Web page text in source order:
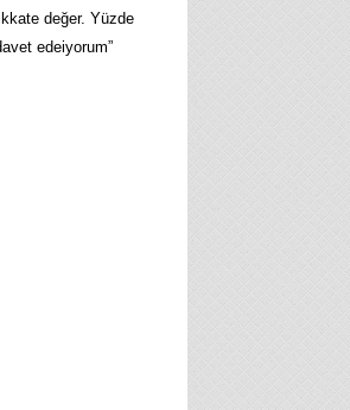
değer. Yüzde
edeiyorum”